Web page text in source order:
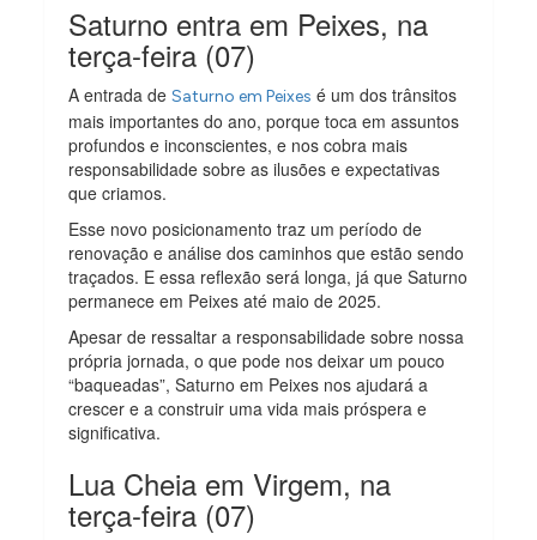
Saturno entra em Peixes, na
terça-feira (07)
A entrada deSaturno em Peixes é um dos trânsitos
mais importantes do ano, porque toca em assuntos
profundos e inconscientes, e nos cobra mais
responsabilidade sobre as ilusões e expectativas
que criamos.
Esse novo posicionamento traz um período de
renovação e análise dos caminhos que estão sendo
traçados. E essa reflexão será longa, já que Saturno
permanece em Peixes até maio de 2025.
Apesar de ressaltar a responsabilidade sobre nossa
própria jornada, o que pode nos deixar um pouco
“baqueadas”, Saturno em Peixes nos ajudará a
crescer e a construir uma vida mais próspera e
significativa.
Lua Cheia em Virgem, na
terça-feira (07)